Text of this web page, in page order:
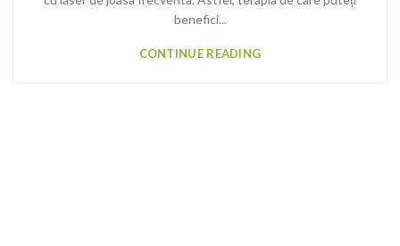
benefici...
CONTINUE READING